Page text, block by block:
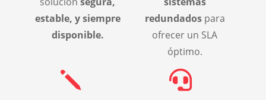
estable, y siempre
disponible.
redundadospara
ofrecer un SLA
óptimo.
j 